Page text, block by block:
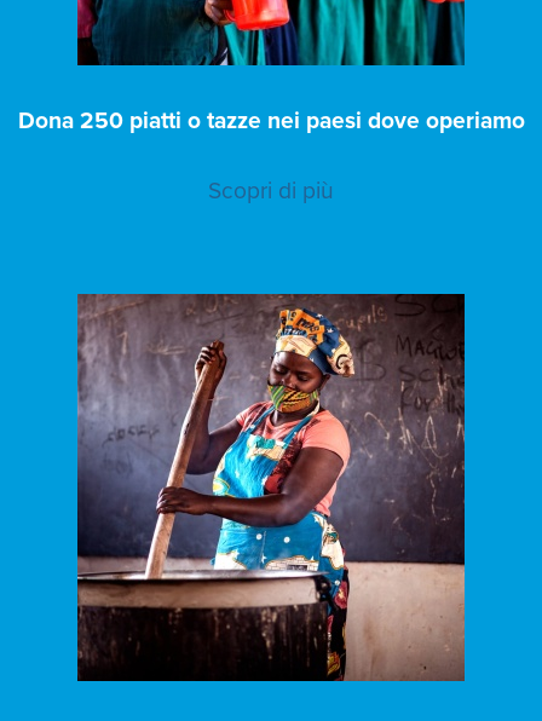
Dona 250 piatti o tazze nei paesi dove operiamo
Scopri di più